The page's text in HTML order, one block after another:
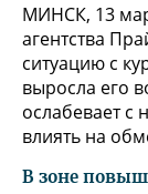
МИНСК, 13
агентства
ситуацию с
выросла его
ослабевает с
влиять на
В зоне